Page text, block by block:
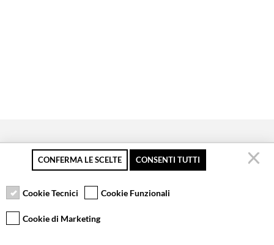
Secure payment
Free returns up to 30
Customer service
CONFERMA LE SCELTE CONSENTI TUTTI
Cookie Tecnici Cookie Funzionali
Cookie di Marketing